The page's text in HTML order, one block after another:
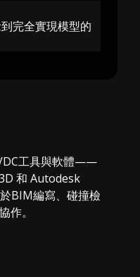
完全實現模型的
工具與軟體——
和 Autodesk
BIM編寫、碰撞檢
作。